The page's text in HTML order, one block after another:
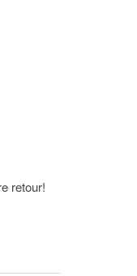
retour!